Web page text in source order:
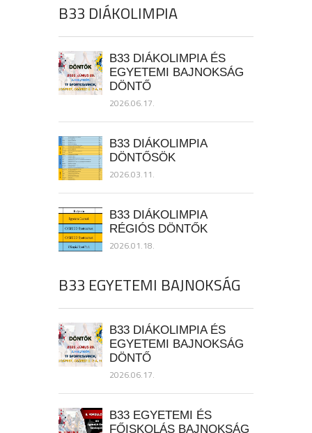
B33 DIÁKOLIMPIA
B33 DIÁKOLIMPIA ÉS
EGYETEMI BAJNOKSÁG
DÖNTŐ
2026.06.17.
B33 DIÁKOLIMPIA
DÖNTŐSÖK
2026.03.11.
B33 DIÁKOLIMPIA
RÉGIÓS DÖNTŐK
2026.01.18.
B33 EGYETEMI BAJNOKSÁG
B33 DIÁKOLIMPIA ÉS
EGYETEMI BAJNOKSÁG
DÖNTŐ
2026.06.17.
B33 EGYETEMI ÉS
FŐISKOLÁS BAJNOKSÁG